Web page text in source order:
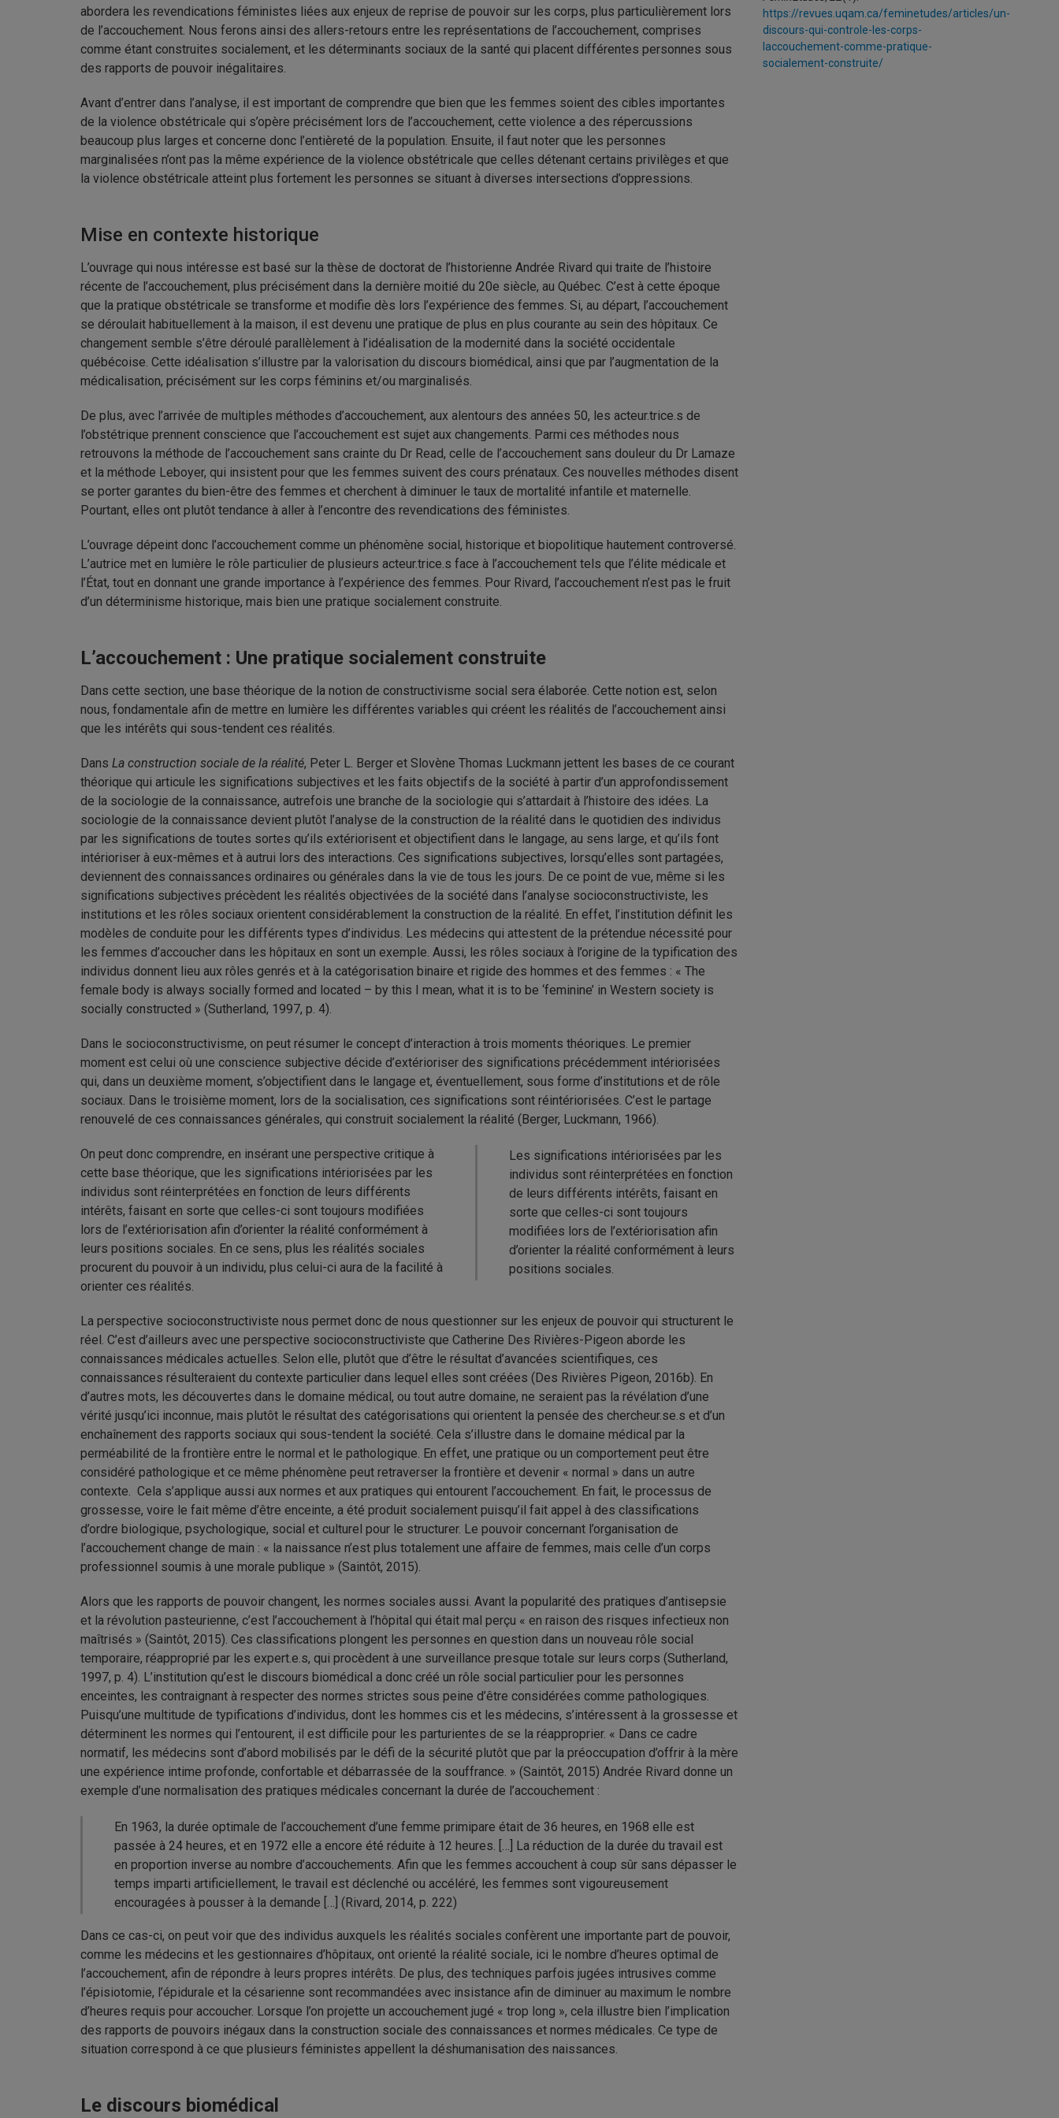
abordera les revendications féministes liées aux enjeux de reprise de pouvoir sur les corps, plus particulièrement lors
de l’accouchement. Nous ferons ainsi des allers-retours entre les représentations de l’accouchement, comprises
comme étant construites socialement, et les déterminants sociaux de la santé qui placent différentes personnes sous
des rapports de pouvoir inégalitaires.
Avant d’entrer dans l’analyse, il est important de comprendre que bien que les femmes soient des cibles importantes
de la violence obstétricale qui s’opère précisément lors de l’accouchement, cette violence a des répercussions
beaucoup plus larges et concerne donc l’entièreté de la population. Ensuite, il faut noter que les personnes
marginalisées n’ont pas la même expérience de la violence obstétricale que celles détenant certains privilèges et que
la violence obstétricale atteint plus fortement les personnes se situant à diverses intersections d’oppressions.
Mise en contexte historique
L’ouvrage qui nous intéresse est basé sur la thèse de doctorat de l’historienne Andrée Rivard qui traite de l’histoire
récente de l’accouchement, plus précisément dans la dernière moitié du 20e siècle, au Québec. C’est à cette époque
que la pratique obstétricale se transforme et modifie dès lors l’expérience des femmes. Si, au départ, l’accouchement
se déroulait habituellement à la maison, il est devenu une pratique de plus en plus courante au sein des hôpitaux. Ce
changement semble s’être déroulé parallèlement à l’idéalisation de la modernité dans la société occidentale
québécoise. Cette idéalisation s’illustre par la valorisation du discours biomédical, ainsi que par l’augmentation de la
médicalisation, précisément sur les corps féminins et/ou marginalisés.
De plus, avec l’arrivée de multiples méthodes d’accouchement, aux alentours des années 50, les acteur.trice.s de
l’obstétrique prennent conscience que l’accouchement est sujet aux changements. Parmi ces méthodes nous
retrouvons la méthode de l’accouchement sans crainte du Dr Read, celle de l’accouchement sans douleur du Dr Lamaze
et la méthode Leboyer, qui insistent pour que les femmes suivent des cours prénataux. Ces nouvelles méthodes disent
se porter garantes du bien-être des femmes et cherchent à diminuer le taux de mortalité infantile et maternelle.
Pourtant, elles ont plutôt tendance à aller à l’encontre des revendications des féministes.
L’ouvrage dépeint donc l’accouchement comme un phénomène social, historique et biopolitique hautement controversé.
L’autrice met en lumière le rôle particulier de plusieurs acteur.trice.s face à l’accouchement tels que l’élite médicale et
l’État, tout en donnant une grande importance à l’expérience des femmes. Pour Rivard, l’accouchement n’est pas le fruit
d’un déterminisme historique, mais bien une pratique socialement construite.
L’accouchement : Une pratique socialement construite
Dans cette section, une base théorique de la notion de constructivisme social sera élaborée. Cette notion est, selon
nous, fondamentale afin de mettre en lumière les différentes variables qui créent les réalités de l’accouchement ainsi
que les intérêts qui sous-tendent ces réalités.
Dans La construction sociale de la réalité, Peter L. Berger et Slovène Thomas Luckmann jettent les bases de ce courant
théorique qui articule les significations subjectives et les faits objectifs de la société à partir d’un approfondissement
de la sociologie de la connaissance, autrefois une branche de la sociologie qui s’attardait à l’histoire des idées. La
sociologie de la connaissance devient plutôt l’analyse de la construction de la réalité dans le quotidien des individus
par les significations de toutes sortes qu’ils extériorisent et objectifient dans le langage, au sens large, et qu’ils font
intérioriser à eux-mêmes et à autrui lors des interactions. Ces significations subjectives, lorsqu’elles sont partagées,
deviennent des connaissances ordinaires ou générales dans la vie de tous les jours. De ce point de vue, même si les
significations subjectives précèdent les réalités objectivées de la société dans l’analyse socioconstructiviste, les
institutions et les rôles sociaux orientent considérablement la construction de la réalité. En effet, l’institution définit les
modèles de conduite pour les différents types d’individus. Les médecins qui attestent de la prétendue nécessité pour
les femmes d’accoucher dans les hôpitaux en sont un exemple. Aussi, les rôles sociaux à l’origine de la typification des
individus donnent lieu aux rôles genrés et à la catégorisation binaire et rigide des hommes et des femmes : « The
female body is always socially formed and located – by this I mean, what it is to be ‘feminine’ in Western society is
socially constructed » (Sutherland, 1997, p. 4).
Dans le socioconstructivisme, on peut résumer le concept d’interaction à trois moments théoriques. Le premier
moment est celui où une conscience subjective décide d’extérioriser des significations précédemment intériorisées
qui, dans un deuxième moment, s’objectifient dans le langage et, éventuellement, sous forme d’institutions et de rôle
sociaux. Dans le troisième moment, lors de la socialisation, ces significations sont réintériorisées. C’est le partage
renouvelé de ces connaissances générales, qui construit socialement la réalité (Berger, Luckmann, 1966).
Les significations intériorisées par les
individus sont réinterprétées en fonction
de leurs différents intérêts, faisant en
sorte que celles-ci sont toujours
modifiées lors de l’extériorisation afin
d’orienter la réalité conformément à leurs
positions sociales.
On peut donc comprendre, en insérant une perspective critique à
cette base théorique, que les significations intériorisées par les
individus sont réinterprétées en fonction de leurs différents
intérêts, faisant en sorte que celles-ci sont toujours modifiées
lors de l’extériorisation afin d’orienter la réalité conformément à
leurs positions sociales. En ce sens, plus les réalités sociales
procurent du pouvoir à un individu, plus celui-ci aura de la facilité à
orienter ces réalités.
La perspective socioconstructiviste nous permet donc de nous questionner sur les enjeux de pouvoir qui structurent le
réel. C’est d’ailleurs avec une perspective socioconstructiviste que Catherine Des Rivières-Pigeon aborde les
connaissances médicales actuelles. Selon elle, plutôt que d’être le résultat d’avancées scientifiques, ces
connaissances résulteraient du contexte particulier dans lequel elles sont créées (Des Rivières Pigeon, 2016b). En
d’autres mots, les découvertes dans le domaine médical, ou tout autre domaine, ne seraient pas la révélation d’une
vérité jusqu’ici inconnue, mais plutôt le résultat des catégorisations qui orientent la pensée des chercheur.se.s et d’un
enchaînement des rapports sociaux qui sous-tendent la société. Cela s’illustre dans le domaine médical par la
perméabilité de la frontière entre le normal et le pathologique. En effet, une pratique ou un comportement peut être
considéré pathologique et ce même phénomène peut retraverser la frontière et devenir « normal » dans un autre
contexte. Cela s’applique aussi aux normes et aux pratiques qui entourent l’accouchement. En fait, le processus de
grossesse, voire le fait même d’être enceinte, a été produit socialement puisqu’il fait appel à des classifications
d’ordre biologique, psychologique, social et culturel pour le structurer. Le pouvoir concernant l’organisation de
l’accouchement change de main : « la naissance n’est plus totalement une affaire de femmes, mais celle d’un corps
professionnel soumis à une morale publique » (Saintôt, 2015).
Alors que les rapports de pouvoir changent, les normes sociales aussi. Avant la popularité des pratiques d’antisepsie
et la révolution pasteurienne, c’est l’accouchement à l’hôpital qui était mal perçu « en raison des risques infectieux non
maîtrisés » (Saintôt, 2015). Ces classifications plongent les personnes en question dans un nouveau rôle social
temporaire, réapproprié par les expert.e.s, qui procèdent à une surveillance presque totale sur leurs corps (Sutherland,
1997, p. 4). L’institution qu’est le discours biomédical a donc créé un rôle social particulier pour les personnes
enceintes, les contraignant à respecter des normes strictes sous peine d’être considérées comme pathologiques.
Puisqu’une multitude de typifications d’individus, dont les hommes cis et les médecins, s’intéressent à la grossesse et
déterminent les normes qui l’entourent, il est difficile pour les parturientes de se la réapproprier. « Dans ce cadre
normatif, les médecins sont d’abord mobilisés par le défi de la sécurité plutôt que par la préoccupation d’offrir à la mère
une expérience intime profonde, confortable et débarrassée de la souffrance. » (Saintôt, 2015) Andrée Rivard donne un
exemple d’une normalisation des pratiques médicales concernant la durée de l’accouchement :
En 1963, la durée optimale de l’accouchement d’une femme primipare était de 36 heures, en 1968 elle est
passée à 24 heures, et en 1972 elle a encore été réduite à 12 heures. […] La réduction de la durée du travail est
en proportion inverse au nombre d’accouchements. Afin que les femmes accouchent à coup sûr sans dépasser le
temps imparti artificiellement, le travail est déclenché ou accéléré, les femmes sont vigoureusement
encouragées à pousser à la demande […] (Rivard, 2014, p. 222)
Dans ce cas-ci, on peut voir que des individus auxquels les réalités sociales confèrent une importante part de pouvoir,
comme les médecins et les gestionnaires d’hôpitaux, ont orienté la réalité sociale, ici le nombre d’heures optimal de
l’accouchement, afin de répondre à leurs propres intérêts. De plus, des techniques parfois jugées intrusives comme
l’épisiotomie, l’épidurale et la césarienne sont recommandées avec insistance afin de diminuer au maximum le nombre
d’heures requis pour accoucher. Lorsque l’on projette un accouchement jugé « trop long », cela illustre bien l’implication
des rapports de pouvoirs inégaux dans la construction sociale des connaissances et normes médicales. Ce type de
situation correspond à ce que plusieurs féministes appellent la déshumanisation des naissances.
Le discours biomédical
https://revues.uqam.ca/feminetudes/articles/un-
discours-qui-controle-les-corps-
laccouchement-comme-pratique-
socialement-construite/